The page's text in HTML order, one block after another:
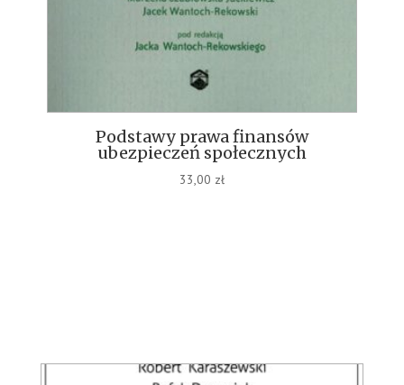
Podstawy prawa finansów
ubezpieczeń społecznych
33,00 zł